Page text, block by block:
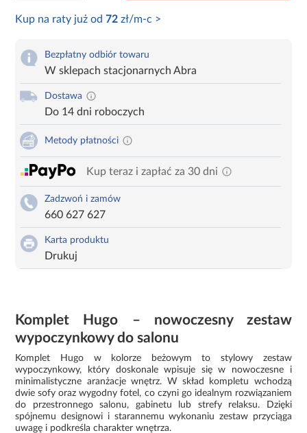
Kup na raty już od72 zł/m-c >
Bezpłatny odbiór towaru
W sklepach stacjonarnych Abra
Dostawa
Do 14 dni roboczych
Metody płatności
Kup teraz i zapłać za 30 dni
Zadzwoń i zamów
660 627 627
Karta produktu
Drukuj
Komplet Hugo – nowoczesny zestaw
wypoczynkowy do salonu
Komplet Hugo w kolorze beżowym to stylowy zestaw
wypoczynkowy, który doskonale wpisuje się w nowoczesne i
minimalistyczne aranżacje wnętrz. W skład kompletu wchodzą
dwie sofy oraz wygodny fotel, co czyni go idealnym rozwiązaniem
do przestronnego salonu, gabinetu lub strefy relaksu. Dzięki
spójnemu designowi i starannemu wykonaniu zestaw przyciąga
uwagę i podkreśla charakter wnętrza.